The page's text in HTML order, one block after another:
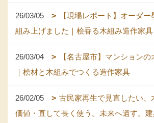
26/03/05
【現場レポート】オーダ
組み上げました｜桧香る木組み造作家具
26/03/04
【名古屋市】マンション
｜桧材と木組みでつくる造作家具
26/02/05
古民家再生で見直したい、
価値・直して長く使う。未来へ遺す。